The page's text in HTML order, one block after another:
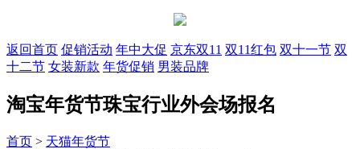
返回首页 促销活动 年中大促 京东双11 双11红包 双十一节 双
十二节 女装新款 年货促销 男装品牌
淘宝年货节珠宝行业外会场报名
首页 > 天猫年货节